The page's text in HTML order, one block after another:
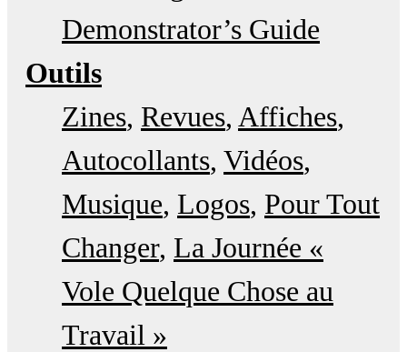
Demonstrator’s Guide
Outils
Zines Revues Affiches
Autocollants Vidéos
Musique Logos Pour Tout
Changer La Journée «
Vole Quelque Chose au
Travail »